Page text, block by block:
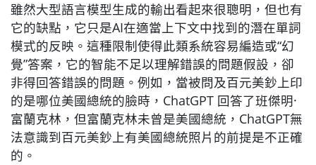
雖然大型語言模型生成的輸出看起來很聰明，但也有
它的缺點，它只是AI在適當上下文中找到的潛在單詞
模式的反映。這種限制使得此類系統容易編造或“幻
覺”答案，它的智能不足以理解錯誤的問題假設，卻
非得回答錯誤的問題。例如，當被問及百元美鈔上印
的是哪位美國總統的臉時，ChatGPT 回答了班傑明·
富蘭克林，但富蘭克林未曾是美國總統，ChatGPT無
法意識到百元美鈔上有美國總統照片的前提是不正確
的。